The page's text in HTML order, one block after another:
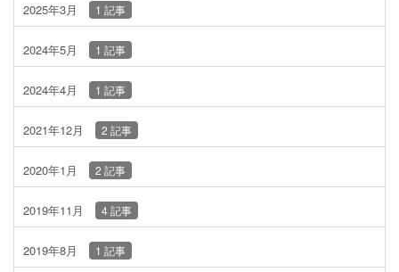
2025年3月 1 記事
2024年5月 1 記事
2024年4月 1 記事
2021年12月 2 記事
2020年1月 2 記事
2019年11月 4 記事
2019年8月 1 記事